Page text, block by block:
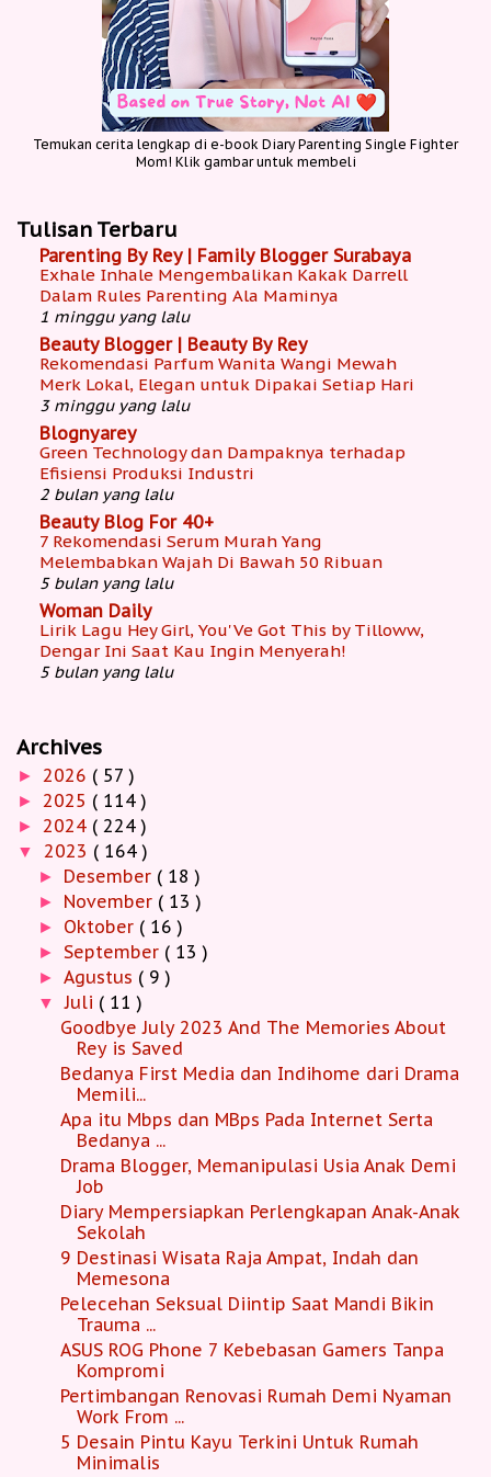
Temukan cerita lengkap di e-book Diary Parenting Single Fighter
Mom! Klik gambar untuk membeli
Tulisan Terbaru
Parenting By Rey | Family Blogger Surabaya
Exhale Inhale Mengembalikan Kakak Darrell
Dalam Rules Parenting Ala Maminya
1 minggu yang lalu
Beauty Blogger | Beauty By Rey
Rekomendasi Parfum Wanita Wangi Mewah
Merk Lokal, Elegan untuk Dipakai Setiap Hari
3 minggu yang lalu
Blognyarey
Green Technology dan Dampaknya terhadap
Efisiensi Produksi Industri
2 bulan yang lalu
Beauty Blog For 40+
7 Rekomendasi Serum Murah Yang
Melembabkan Wajah Di Bawah 50 Ribuan
5 bulan yang lalu
Woman Daily
Lirik Lagu Hey Girl, You'Ve Got This by Tilloww,
Dengar Ini Saat Kau Ingin Menyerah!
5 bulan yang lalu
Archives
► 2026 ( 57 )
► 2025 ( 114 )
► 2024 ( 224 )
▼ 2023 ( 164 )
► Desember ( 18 )
► November ( 13 )
► Oktober ( 16 )
► September ( 13 )
►Agustus ( 9 )
▼ Juli ( 11 )
Goodbye July 2023 And The Memories About
Rey is Saved
Bedanya First Media dan Indihome dari Drama
Memili...
Apa itu Mbps dan MBps Pada Internet Serta
Bedanya ...
Drama Blogger, Memanipulasi Usia Anak Demi
Job
Diary Mempersiapkan Perlengkapan Anak-Anak
Sekolah
9 Destinasi Wisata Raja Ampat, Indah dan
Memesona
Pelecehan Seksual Diintip Saat Mandi Bikin
Trauma ...
ASUS ROG Phone 7 Kebebasan Gamers Tanpa
Kompromi
Pertimbangan Renovasi Rumah Demi Nyaman
Work From ...
5 Desain Pintu Kayu Terkini Untuk Rumah
Minimalis